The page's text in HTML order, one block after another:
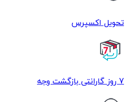
تحویل اکسپرس
7 روز گارانتی بازگشت وجه